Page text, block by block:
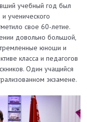
учебный год был
ученического
свое 60-летие.
довольно большой,
юноши и
класса и педагогов
Один учащийся
экзамене.